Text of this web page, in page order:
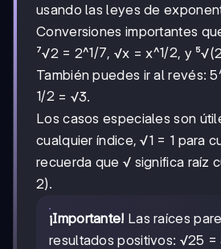
usando las leyes de
Conversiones importantes
⁷√2 = 2^1/7
1/7, √x = x^1/2
1/2, y
También puedes ir al revés:
1/2
1/2= √3.
Los casos especiales son
cualquier índice, √1 = 1 para
recuerda que √ significa raíz
2).
¡Importante! Las raíces
resultados positivos: √25 =